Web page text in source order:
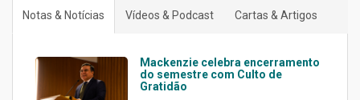
Notas & Notícias Vídeos & Podcast Cartas & Artigos
Mackenzie celebra encerramento
do semestre com Culto de
Gratidão